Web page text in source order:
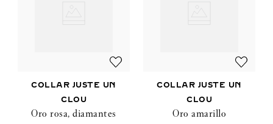
COLLAR JUSTE UN
CLOU
Oro rosa, diamantes
COLLAR JUSTE UN
CLOU
Oro amarillo